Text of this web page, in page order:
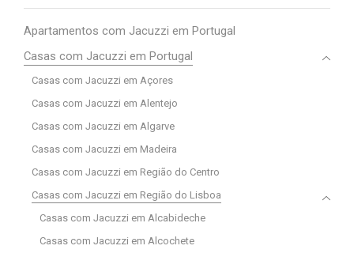
Apartamentos com Jacuzzi em Portugal
Casas com Jacuzzi em Portugal
Casas com Jacuzzi em Açores
Casas com Jacuzzi em Alentejo
Casas com Jacuzzi em Algarve
Casas com Jacuzzi em Madeira
Casas com Jacuzzi em Região do Centro
Casas com Jacuzzi em Região do Lisboa
Casas com Jacuzzi em Alcabideche
Casas com Jacuzzi em Alcochete